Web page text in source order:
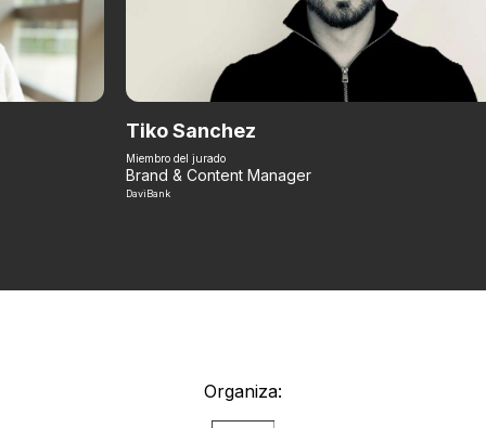
Tiko Sanchez
Miembro del jurado
Brand & Content Manager
DaviBank
Organiza: